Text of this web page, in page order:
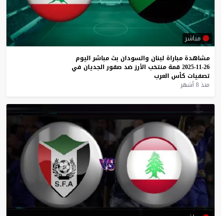
مباشر
مشاهدة مباراة لبنان والسودان بث مباشر اليوم
26-11-2025
قمة منتخب الأرز ضد صقور الجديان في
تصفيات كأس العرب
منذ 8 أشهر